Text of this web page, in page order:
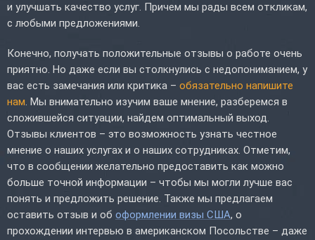
и улучшать качество услуг. Причем мы рады всем откликам,
с любыми предложениями.
Конечно, получать положительные отзывы о работе очень
приятно. Но даже если вы столкнулись с недопониманием, у
вас есть замечания или критика – обязательно напишите
нам. Мы внимательно изучим ваше мнение, разберемся в
сложившейся ситуации, найдем оптимальный выход.
Отзывы клиентов – это возможность узнать честное
мнение о наших услугах и о наших сотрудниках. Отметим,
что в сообщении желательно предоставить как можно
больше точной информации – чтобы мы могли лучше вас
понять и предложить решение. Также мы предлагаем
оставить отзыв и об оформлении визы США, о
прохождении интервью в американском Посольстве – даже